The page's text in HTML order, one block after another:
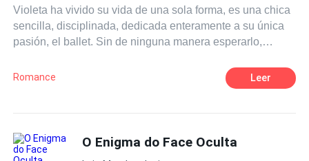
Violeta ha vivido su vida de una sola forma, es una chica
sencilla, disciplinada, dedicada enteramente a su única
pasión, el ballet. Sin de ninguna manera esperarlo,
cabeza, obsequiandole nuevas experiencias, sin
embargo esos placeres vienen con un costo, un secreto,
Romance Leer
O Enigma do Face Oculta